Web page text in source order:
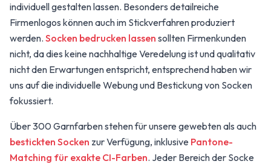
individuell gestalten lassen. Besonders detailreiche
Firmenlogos können auch im Stickverfahrenproduziert
werden. Socken bedrucken lassen sollten Firmenkunden
nicht, da dies keine nachhaltige Veredelung ist und qualitativ
nicht den Erwartungen entspricht, entsprechend haben wir
uns auf die individuelle Webung und Bestickung von Socken
fokussiert.
Über 300 Garnfarben stehen für unsere gewebten als auch
bestickten Socken zur Verfügung, inklusive Pantone-
Matching für exakte CI-Farben. Jeder Bereich der Socke